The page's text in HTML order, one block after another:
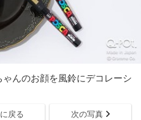
んのお顔を風鈴にデコレーシ
戻る 次の写真